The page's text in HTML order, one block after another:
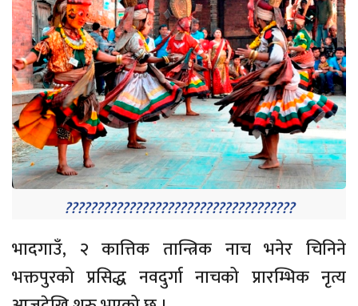
????????????????????????????????????
भादगाउँ, २ कात्तिक तान्त्रिक नाच भनेर चिनिने
भक्तपुरको प्रसिद्ध नवदुर्गा नाचको प्रारम्भिक नृत्य